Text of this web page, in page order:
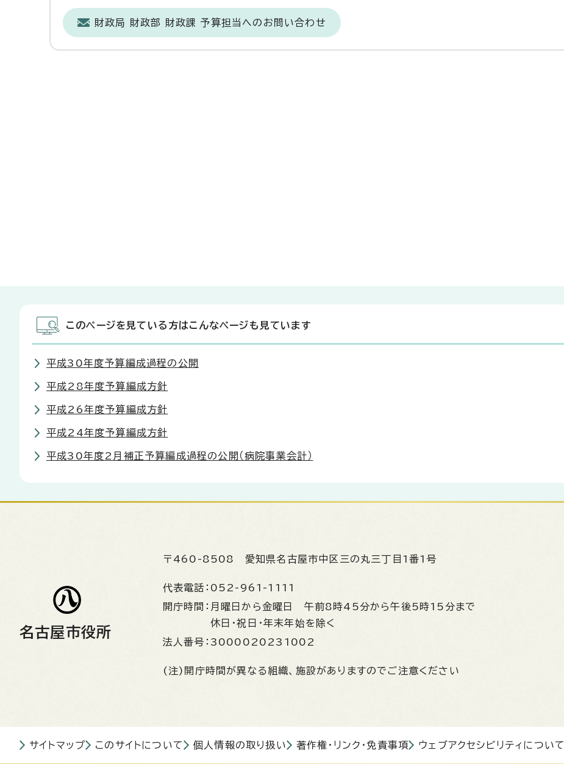
財政局 財政部 財政課 予算担当へのお問い合わせ
このページを見ている方はこんなページも見ています
平成30年度予算編成過程の公開
平成28年度予算編成方針
平成26年度予算編成方針
平成24年度予算編成方針
平成30年度2月補正予算編成過程の公開（病院事業会計）
名古屋市役所
〒460-8508 愛知県名古屋市中区三の丸三丁目1番1号
代表電話： 052-961-1111
開庁時間： 月曜日から金曜日 午前8時45分から午後5時15分まで
休日・祝日・年末年始を除く
法人番号： 3000020231002
(注)開庁時間が異なる組織、施設がありますのでご注意ください
サイトマップ このサイトについて 個人情報の取り扱い 著作権・リンク・免責事項 ウェブアクセシビリティについて